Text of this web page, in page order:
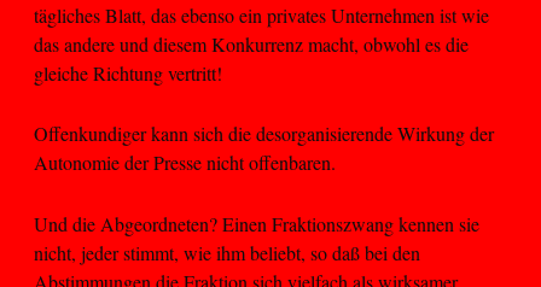
tägliches Blatt, das ebenso ein privates Unternehmen ist wie
das andere und diesem Konkurrenz macht, obwohl es die
gleiche Richtung vertritt!
Offenkundiger kann sich die desorganisierende Wirkung der
Autonomie der Presse nicht offenbaren.
Und die Abgeordneten? Einen Fraktionszwang kennen sie
nicht, jeder stimmt, wie ihm beliebt, so daß bei den
Abstimmungen die Fraktion sich vielfach als wirksamer